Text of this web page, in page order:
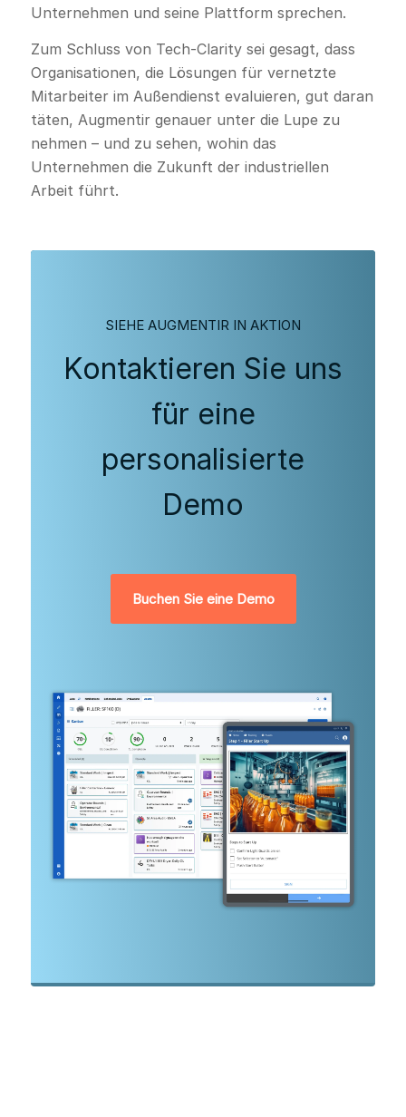
Unternehmen und seine Plattform sprechen.
Zum Schluss von Tech-Clarity sei gesagt, dass
Organisationen, die Lösungen für vernetzte
Mitarbeiter im Außendienst evaluieren, gut daran
täten, Augmentir genauer unter die Lupe zu
nehmen – und zu sehen, wohin das
Unternehmen die Zukunft der industriellen
Arbeit führt.
SIEHE AUGMENTIR IN AKTION
Kontaktieren Sie uns
für eine
personalisierte
Demo
Buchen Sie eine Demo